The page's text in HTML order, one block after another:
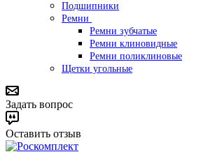
Подшипники
Ремни
Ремни зубчатые
Ремни клиновидные
Ремни поликлиновые
Щетки угольные
Задать вопрос
Оставить отзыв